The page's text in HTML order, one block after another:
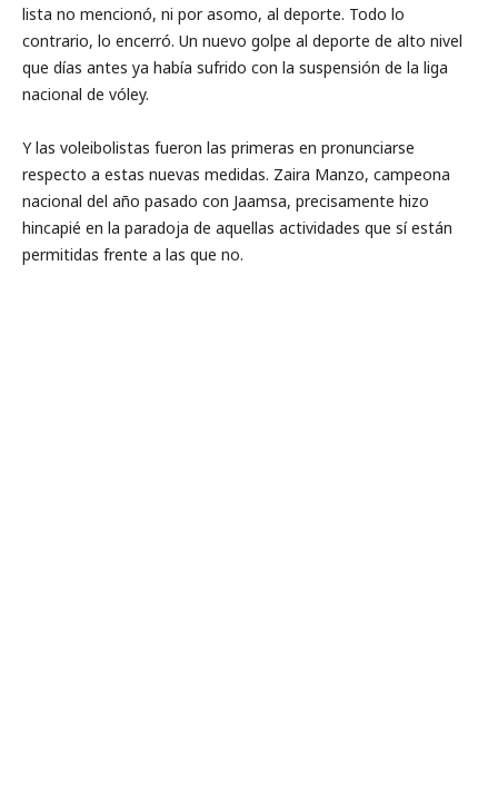
lista no mencionó, ni por asomo, al deporte. Todo lo
contrario, lo encerró. Un nuevo golpe al deporte de alto nivel
que días antes ya había sufrido con la suspensión de la liga
nacional de vóley.
Y las voleibolistas fueron las primeras en pronunciarse
respecto a estas nuevas medidas. Zaira Manzo, campeona
nacional del año pasado con Jaamsa, precisamente hizo
hincapié en la paradoja de aquellas actividades que sí están
permitidas frente a las que no.